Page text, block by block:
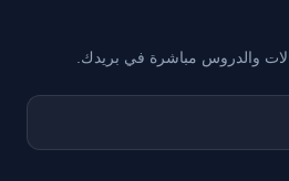
والدروس مباشرة في بريدك.